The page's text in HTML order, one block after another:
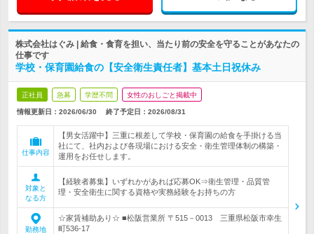
株式会社はぐみ | 給食・食育を担い、当たり前の安全を守ることがあなたの
仕事です
学校・保育園給食の【安全衛生責任者】基本土日祝休み
正社員 急募 学歴不問 女性のおしごと掲載中
情報更新日：2026/06/30 終了予定日： 2026/08/31
仕事内容
【男女活躍中】三重に根差して学校・保育園の給食を手掛ける当
社にて、社内および各現場における安全・衛生管理体制の構築・
運用をお任せします。
対象と
なる方
【経験者募集】いずれかがあれば応募OK⇒衛生管理・品質管
理・安全衛生に関する資格や実務経験をお持ちの方
勤務地
☆家賃補助あり☆ ■松阪営業所 〒515－0013 三重県松阪市幸生
町536-17